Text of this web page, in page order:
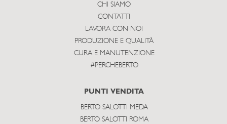
CHI SIAMO
CONTATTI
LAVORA CON NOI
PRODUZIONE E QUALITÀ
CURA E MANUTENZIONE
#PERCHEBERTO
PUNTI VENDITA
BERTO SALOTTI MEDA
BERTO SALOTTI ROMA